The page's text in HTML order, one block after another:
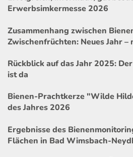
Erwerbsimkermesse 2026
Zusammenhang zwischen
Zwischenfrüchten: Neues Jahr –
Rückblick auf das Jahr 2025:
ist da
Bienen-Prachtkerze "Wilde
des Jahres 2026
Ergebnisse des
Flächen in Bad Wimsbach-